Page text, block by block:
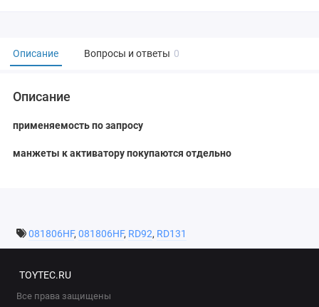
Описание Вопросы и ответы 0
Описание
применяемость по запросу
манжеты к активатору покупаются отдельно
081806HF, 081806HF, RD92, RD131
TOYTEC.RU
Все права защищены